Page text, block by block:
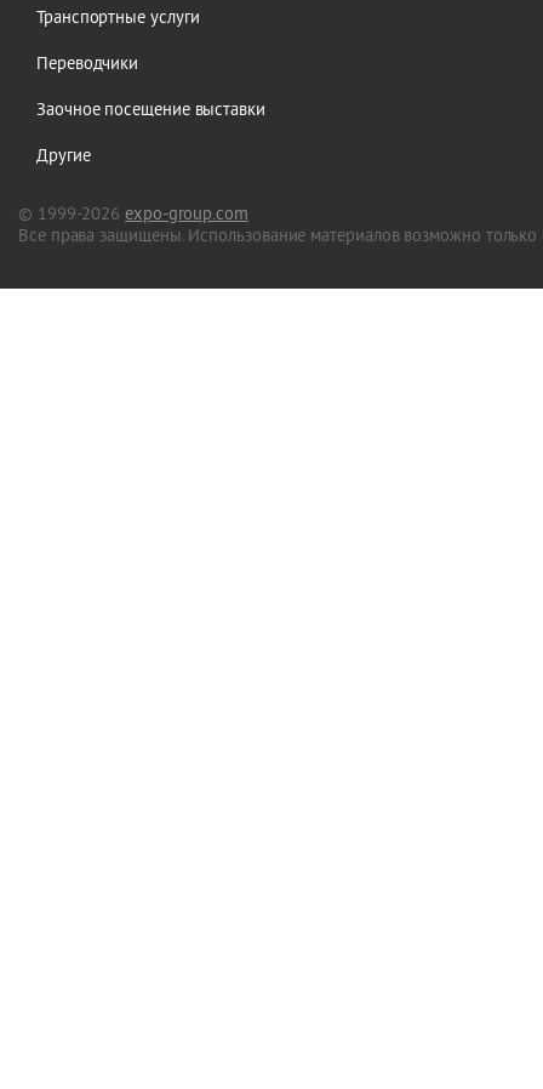
Транспортные услуги
Переводчики
Заочное посещение выставки
Другие
© 1999-2026 expo-group.com
Все права защищены. Использование материалов возможно